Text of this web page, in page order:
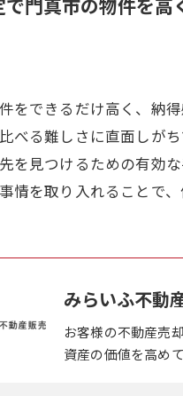
をできるだけ高く、納
べる難しさに直面しが
を見つけるための有効
情を取り入れることで
みらいふ不動
お客様の不動産売
資産の価値を高め